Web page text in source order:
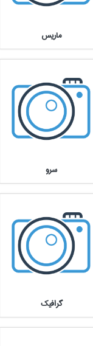
ماريس
سرو
گرافيك